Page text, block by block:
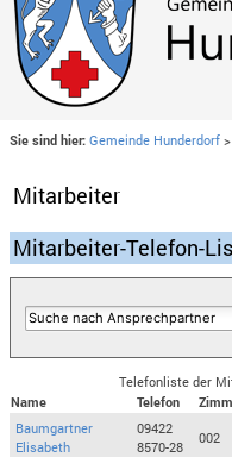
Sie sind hier: Gemeinde Hunderdorf >
Mitarbeiter
Mitarbeiter-Telefon-
Telefonliste der
Name
Telefon
Baumgartner
Elisabeth
09422
8570-28
002